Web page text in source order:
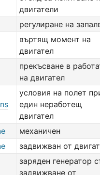
двигатели
регулиране на
въртящ момент на
двигател
прекъсване в
на двигател
условия на полет
един неработещ
двигател
механичен
задвижван от
заряден генератор
задвижване от